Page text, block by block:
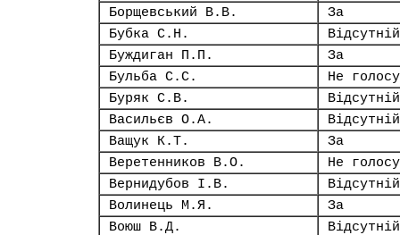
Борщевський В.В.
За
Бубка С.Н.
Відсутній
Буждиган П.П.
За
Бульба С.С.
Не
Буряк С.В.
Відсутній
Васильєв О.А.
Відсутній
Ващук К.Т.
За
Веретенников В.О.
Не
Вернидубов І.В.
Відсутній
Волинець М.Я.
За
Воюш В.Д.
Відсутній